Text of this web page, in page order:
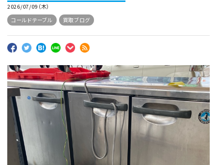
2026/07/09（木）
コールドテーブル
買取ブログ